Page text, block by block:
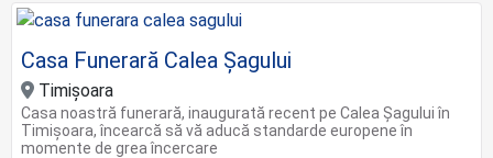
Casa Funerară Calea Șagului
Timișoara
Casa noastră funerară, inaugurată recent pe Calea Șagului în
Timișoara, încearcă să vă aducă standarde europene în
momente de grea încercare